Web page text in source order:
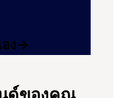
ง→